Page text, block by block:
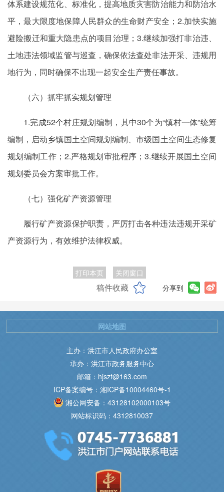
体系建设规范化、标准化，提高地质灾害防治能力和防治水
平，最大限度地保障人民群众的生命财产安全；2.加快实施
避险搬迁和重大隐患点的项目治理；3.继续加强打非治违、
土地违法领域监管与巡查，确保依法查处非法开采、违规用
地行为，同时确保不出现一起安全生产责任事故。
（六）抓牢抓实规划管理
1.完成52个村庄规划编制，其中30个为“镇村一体”统筹
编制，启动乡镇国土空间规划编制、市级国土空间生态修复
规划编制工作；2.严格规划审批程序；3.继续开展国土空间
规划委员会方案审批工作。
（七）强化矿产资源管理
履行矿产资源保护职责，严厉打击各种违法违规开采矿
产资源行为，有效维护法律权威。
打印本页 关闭窗口
稿件收藏 分享到
主办：洪江市人民政府办公室
承办：洪江市政务服务中心
邮箱：hjszf@163.com
ICP备案编号：湘ICP备10004460号-1
湘公网安备：43128102000103号
网站标识码：4312810037
网站地图